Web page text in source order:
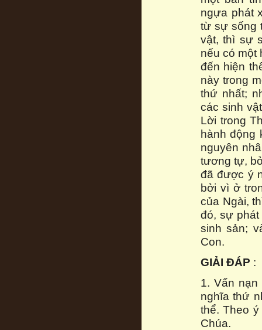
ngựa phát
từ sự sống
vật, thì sự
nếu có một
đến hiện
này trong
thứ nhất;
các sinh
Lời trong
hành động
nguyên
tương tự,
đã được ý
bởi vì ở
của Ngài,
đó, sự
sinh sản;
Con.
GIẢI ĐÁP :
1. Vấn
nghĩa thứ
thể. Theo
Chúa.